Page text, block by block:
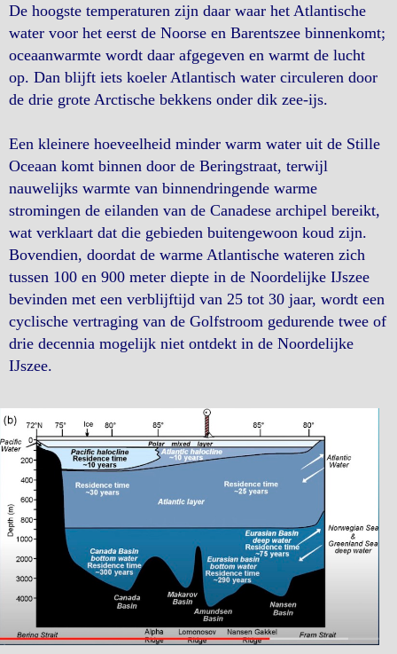
De hoogste temperaturen zijn daar waar het Atlantische
water voor het eerst de Noorse en Barentszee binnenkomt;
oceaanwarmte wordt daar afgegeven en warmt de lucht
op. Dan blijft iets koeler Atlantisch water circuleren door
de drie grote Arctische bekkens onder dik zee-ijs.
Een kleinere hoeveelheid minder warm water uit de Stille
Oceaan komt binnen door de Beringstraat, terwijl
nauwelijks warmte van binnendringende warme
stromingen de eilanden van de Canadese archipel bereikt,
wat verklaart dat die gebieden buitengewoon koud zijn.
Bovendien, doordat de warme Atlantische wateren zich
tussen 100 en 900 meter diepte in de Noordelijke IJszee
bevinden met een verblijftijd van 25 tot 30 jaar, wordt een
cyclische vertraging van de Golfstroom gedurende twee of
drie decennia mogelijk niet ontdekt in de Noordelijke
IJszee.